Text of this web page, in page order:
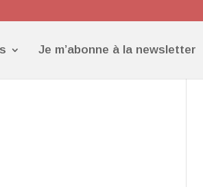
Je m’abonne à la newsletter